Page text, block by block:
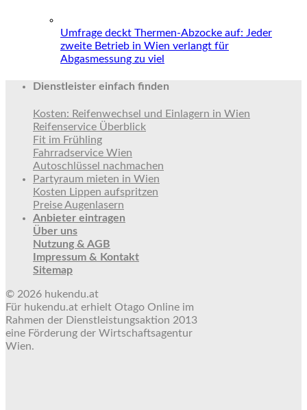
Umfrage deckt Thermen-Abzocke auf: Jeder
zweite Betrieb in Wien verlangt für
Abgasmessung zu viel
Dienstleister einfach finden
Kosten: Reifenwechsel und Einlagern in Wien
Reifenservice Überblick
Fit im Frühling
Fahrradservice Wien
Autoschlüssel nachmachen
Partyraum mieten in Wien
Kosten Lippen aufspritzen
Preise Augenlasern
Anbieter eintragen
Über uns
Nutzung & AGB
Impressum & Kontakt
Sitemap
© 2026 hukendu.at
Für hukendu.at erhielt Otago Online im
Rahmen der Dienstleistungsaktion 2013
eine Förderung der Wirtschaftsagentur
Wien.